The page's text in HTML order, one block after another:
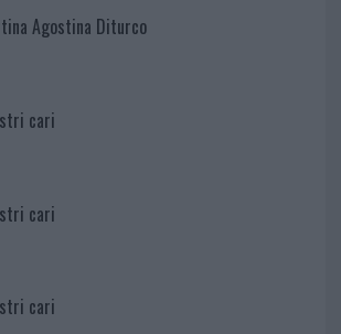
Agostina Diturco
cari
cari
cari